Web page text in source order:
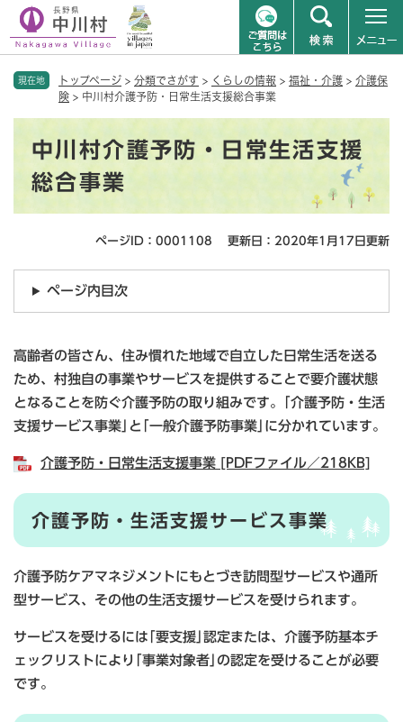
現在地 トップページ > 分類でさがす > くらしの情報 > 福祉・介護 > 介護保
険 > 中川村介護予防・日常生活支援総合事業
中川村介護予防・日常生活支援
総合事業
ページID：0001108 更新日：2020年1月17日更新
ページ内目次
高齢者の皆さん、住み慣れた地域で自立した日常生活を送る
ため、村独自の事業やサービスを提供することで要介護状態
となることを防ぐ介護予防の取り組みです。｢介護予防・生活
支援サービス事業｣と｢一般介護予防事業｣に分かれています。
介護予防・日常生活支援事業 [PDFファイル／218KB]
介護予防・生活支援サービス事業
介護予防ケアマネジメントにもとづき訪問型サービスや通所
型サービス、その他の生活支援サービスを受けられます。
サービスを受けるには｢要支援｣認定または、介護予防基本チ
ェックリストにより｢事業対象者｣の認定を受けることが必要
です。